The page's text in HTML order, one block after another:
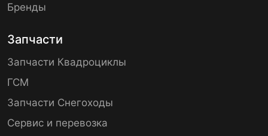
Бренды
Запчасти
Запчасти Квадроциклы
ГСМ
Запчасти Снегоходы
Сервис и перевозка